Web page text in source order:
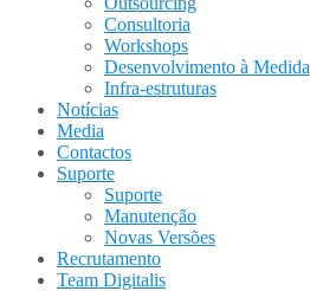
Consultoria
Workshops
Desenvolvimento à Medida
Infra-estruturas
Notícias
Media
Contactos
Suporte
Suporte
Manutenção
Novas Versões
Recrutamento
Team Digitalis